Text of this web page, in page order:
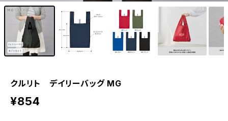
クルリト デイリーバッグ MG
¥854